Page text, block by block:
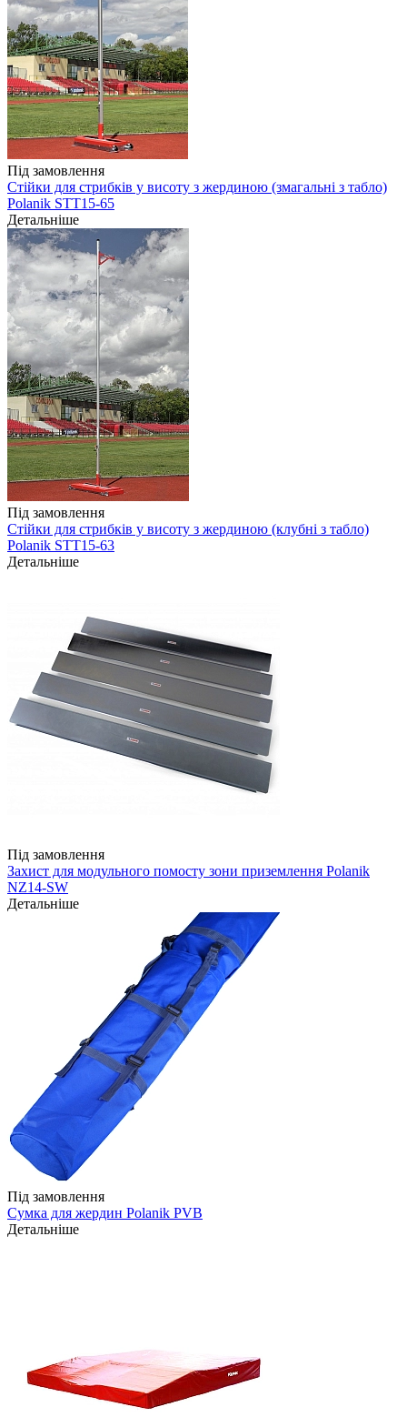
Під замовлення
Стійки для стрибків у висоту з жердиною (змагальні з табло)
Polanik STT15-65
Детальніше
Під замовлення
Стійки для стрибків у висоту з жердиною (клубні з табло)
Polanik STT15-63
Детальніше
Під замовлення
Захист для модульного помосту зони приземлення Polanik
NZ14-SW
Детальніше
Під замовлення
Сумка для жердин Polanik PVB
Детальніше